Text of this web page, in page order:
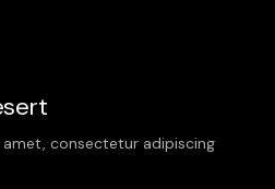
consectetur adipiscing